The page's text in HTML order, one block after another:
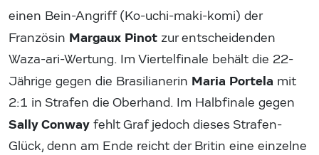
einen Bein-Angriff (Ko-uchi-maki-komi) der
Französin Margaux Pinot zur entscheidenden
Waza-ari-Wertung. Im Viertelfinale behält die 22-
Jährige gegen die Brasilianerin Maria Portela mit
2:1 in Strafen die Oberhand. Im Halbfinale gegen
Sally Conway fehlt Graf jedoch dieses Strafen-
Glück, denn am Ende reicht der Britin eine einzelne